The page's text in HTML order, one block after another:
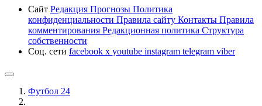
Сайт Редакция Прогнозы Политика
конфиденциальности Правила сайту Контакты Правила
комментирования Редакционная политика Структура
собственности
Соц. сети facebook x youtube instagram telegram viber
Футбол 24